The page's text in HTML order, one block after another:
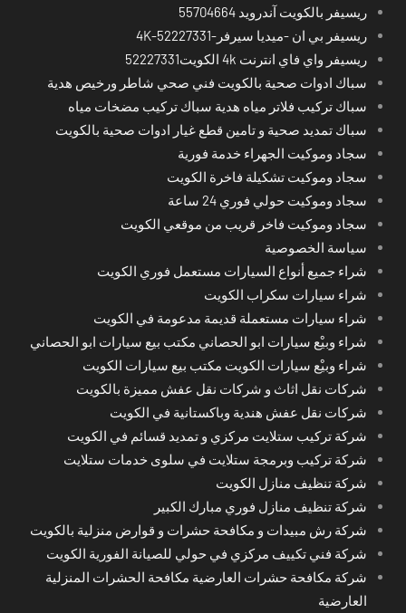
ريسيفر بالكويت آندرويد 55704664
ريسيفر بي ان -ميديا سيرفر-4K-52227331
ريسيفر واي فاي انترنت 4k الكويت52227331
سباك ادوات صحية بالكويت فني صحي شاطر ورخيص هدية
سباك تركيب فلاتر مياه هدية سباك تركيب مضخات مياه
سباك تمديد صحية و تامين قطع غيار ادوات صحية بالكويت
سجاد وموكيت الجهراء خدمة فورية
سجاد وموكيت تشكيلة فاخرة الكويت
سجاد وموكيت حولي فوري 24 ساعة
سجاد وموكيت فاخر قريب من موقعي الكويت
سياسة الخصوصية
شراء جميع أنواع السيارات مستعمل فوري الكويت
شراء سيارات سكراب الكويت
شراء سيارات مستعملة قديمة مدعومة في الكويت
شراء وبيْع سيارات ابو الحصاني مكتب بيع سيارات ابو الحصاني
شراء وبيْع سيارات الكويت مكتب بيع سيارات الكويت
شركات نقل اثاث و شركات نقل عفش مميزة بالكويت
شركات نقل عفش هندية وباكستانية في الكويت
شركة تركيب ستلايت مركزي و تمديد قسائم في الكويت
شركة تركيب وبرمجة ستلايت في سلوى خدمات ستلايت
شركة تنظيف منازل الكويت
شركة تنظيف منازل فوري مبارك الكبير
شركة رش مبيدات و مكافحة حشرات و قوارض منزلية بالكويت
شركة فني تكييف مركزي في حولي للصيانة الفورية الكويت
شركة مكافحة حشرات العارضية مكافحة الحشرات المنزلية
العارضية